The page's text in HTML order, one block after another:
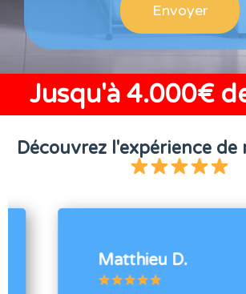
Envoyer
Jusqu'à 4.000€
Découvrez l'expérience de
Matthieu D.